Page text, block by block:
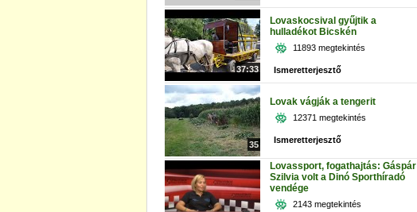
37:33
35
Lovaskocsival gyűjtik a
hulladékot Bicskén
11893 megtekintés
Ismeretterjesztő
Lovak vágják a tengerit
12371 megtekintés
Ismeretterjesztő
Lovassport, fogathajtás: Gáspár
Szilvia volt a Dinó Sporthíradó
vendége
2143 megtekintés